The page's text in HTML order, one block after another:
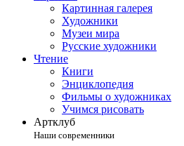
Картинная галерея
Художники
Музеи мира
Русские художники
Чтение
Книги
Энциклопедия
Фильмы о художниках
Учимся рисовать
Артклуб
Наши современники